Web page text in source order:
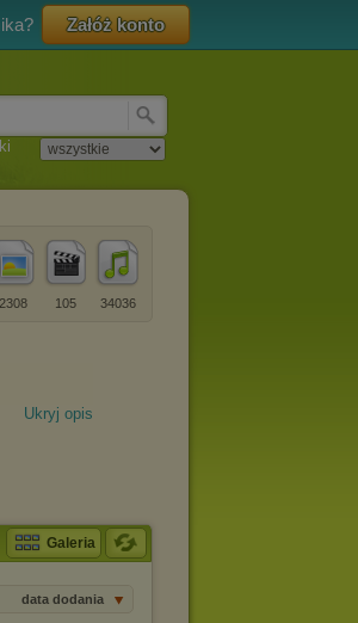
Załóż konto
34036
105
2308
Ukryj opis
Galeria
data dodania